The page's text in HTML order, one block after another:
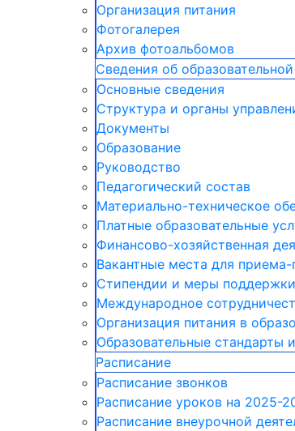
Организация питания
Фотогалерея
Архив фотоальбомов
Сведения об
Основные сведения
Структура и органы
Документы
Образование
Руководство
Педагогический состав
Материально-техническое
Платные образовательные
Финансово-хозяйственная
Вакантные места для
Стипендии и меры
Международное
Организация питания в
Образовательные стандарты
Расписание
Расписание звонков
Расписание уроков на 2025-
Расписание внеурочной